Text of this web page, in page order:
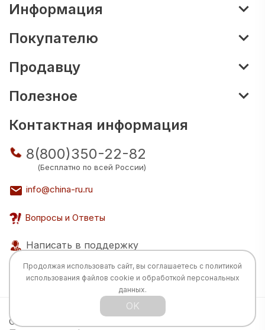
Информация
Покупателю
Продавцу
Полезное
Контактная информация
8(800)350-22-82
(Бесплатно по всей России)
info@china-ru.ru
Вопросы и Ответы
Написать в поддержку
Все права защищены © 2026 Разработка:
China
Продолжая использовать сайт, вы соглашаетесь с политикой
использования файлов cookie и обработкой персональных
данных.
OK